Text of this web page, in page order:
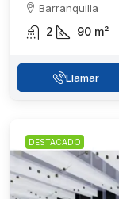
Barranquilla
2 90 m²
Llamar
DESTACADO